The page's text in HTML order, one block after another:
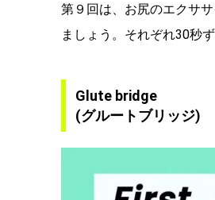
第９回は、お尻のエクサ
ましょう。それぞれ30秒
Glute bridge
(グルートブリッジ)